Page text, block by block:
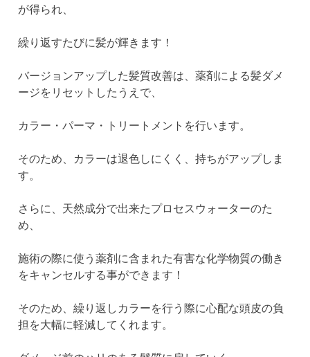
が得られ、
繰り返すたびに髪が輝きます！
バージョンアップした髪質改善は、薬剤による髪ダメ
ージをリセットしたうえで、
カラー・パーマ・トリートメントを行います。
そのため、カラーは退色しにくく、持ちがアップしま
す。
さらに、天然成分で出来たプロセスウォーターのた
め、
施術の際に使う薬剤に含まれた有害な化学物質の働き
をキャンセルする事ができます！
そのため、繰り返しカラーを行う際に心配な頭皮の負
担を大幅に軽減してくれます。